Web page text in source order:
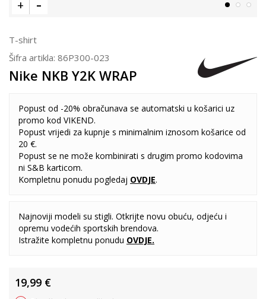
T-shirt
Šifra artikla: 86P300-023
Nike NKB Y2K WRAP
Popust od -20% obračunava se automatski u košarici uz
promo kod VIKEND.
Popust vrijedi za kupnje s minimalnim iznosom košarice od
20 €.
Popust se ne može kombinirati s drugim promo kodovima
ni S&B karticom.
Kompletnu ponudu pogledaj OVDJE.
Najnoviji modeli su stigli. Otkrijte novu obuću, odjeću i
opremu vodećih sportskih brendova.
Istražite kompletnu ponudu OVDJE.
19,99 €